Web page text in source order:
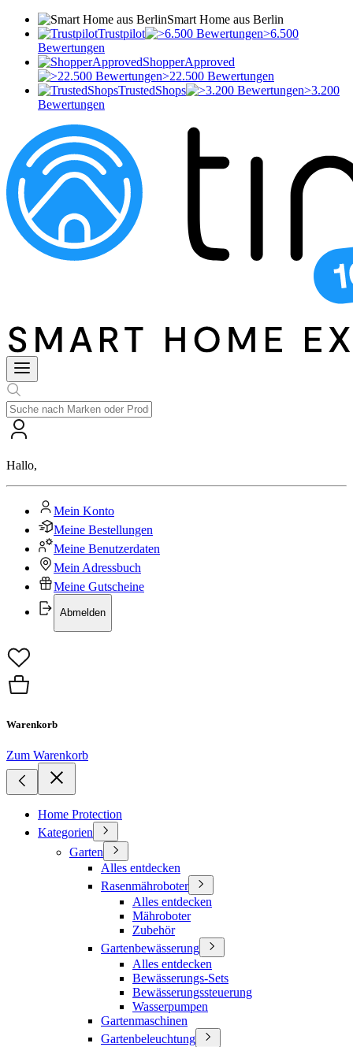
Smart Home aus Berlin
Trustpilot
>6.500
Bewertungen
ShopperApproved
>22.500 Bewertungen
TrustedShops
>3.200
Bewertungen
Hallo,
Mein Konto
Meine Bestellungen
Meine Benutzerdaten
Mein Adressbuch
Meine Gutscheine
Abmelden
Warenkorb
Zum Warenkorb
Home Protection
Kategorien
Garten
Alles entdecken
Rasenmähroboter
Alles entdecken
Mähroboter
Zubehör
Gartenbewässerung
Alles entdecken
Bewässerungs-Sets
Bewässerungssteuerung
Wasserpumpen
Gartenmaschinen
Gartenbeleuchtung